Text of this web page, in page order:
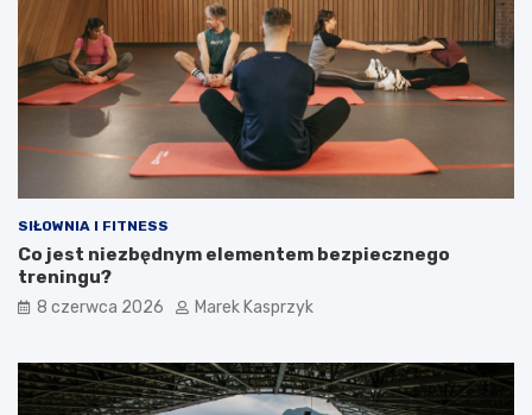
SIŁOWNIA I FITNESS
Co jest niezbędnym elementem bezpiecznego
treningu?
8 czerwca 2026 Marek Kasprzyk